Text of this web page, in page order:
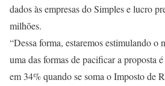
dados às empresas do Simples e lucro
milhões.
“Dessa forma, estaremos estimulando o
uma das formas de pacificar a proposta
em 34% quando se soma o Imposto de